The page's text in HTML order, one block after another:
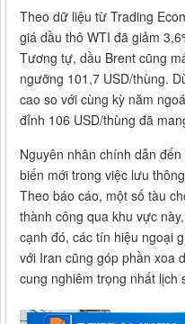
Theo dữ liệu từ Trading
giá dầu thô WTI đã giảm
Tương tự, dầu Brent cũng
ngưỡng 101,7 USD/thùng.
cao so với cùng kỳ năm
đỉnh 106 USD/thùng đã
Nguyên nhân chính dẫn
biến mới trong việc lưu
Theo báo cáo, một số tàu
thành công qua khu vực
cạnh đó, các tín hiệu ngoại
với Iran cũng góp phần xoa
cung nghiêm trọng nhất lịch